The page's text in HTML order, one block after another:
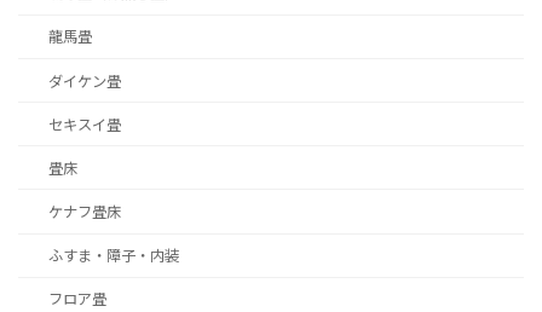
龍馬畳
ダイケン畳
セキスイ畳
畳床
ケナフ畳床
ふすま・障子・内装
フロア畳